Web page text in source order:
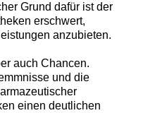
Grund dafür ist der
erschwert,
anzubieten.
auch Chancen.
und die
einen deutlichen